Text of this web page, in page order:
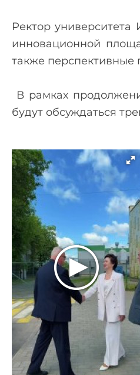
Ректор
инновационной
также перспективные
В рамках
будут обсуждаться